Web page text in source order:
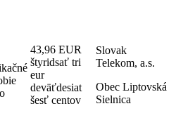
43,96 EUR
štyridsať tri
eur
deväťdesiat
šesť centov
Slovak
Telekom, a.s.
Obec Liptovská
Sielnica